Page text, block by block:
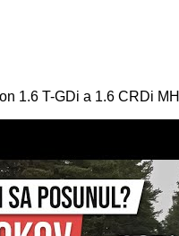
1.6 T-GDi a 1.6 CRDi